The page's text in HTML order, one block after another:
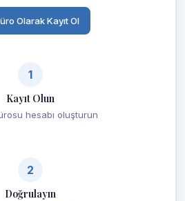
Olarak Kayıt Ol
1
Kayıt Olun
hesabı oluşturun
2
Doğrulayın